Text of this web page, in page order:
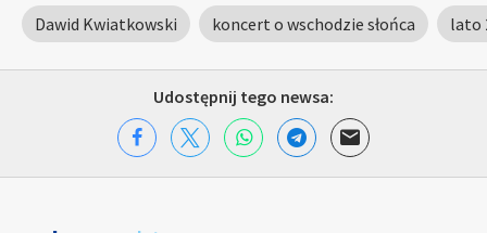
Dawid Kwiatkowski koncert o wschodzie słońca lato
Udostępnij tego newsa: